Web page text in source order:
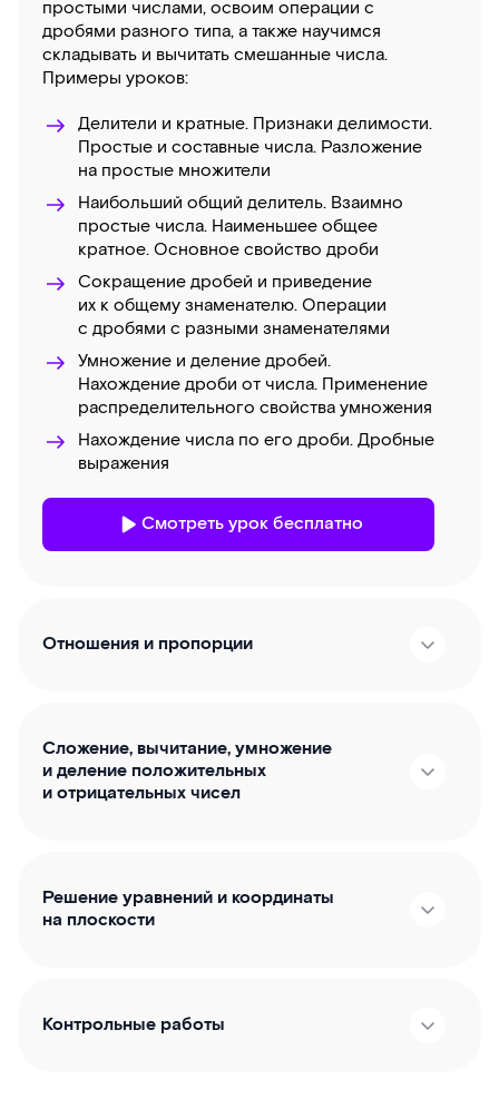
простыми числами, освоим операции с
дробями разного типа, а также научимся
складывать и вычитать смешанные числа.
Примеры уроков:
Делители и кратные. Признаки делимости.
Простые и составные числа. Разложение
на простые множители
Наибольший общий делитель. Взаимно
простые числа. Наименьшее общее
кратное. Основное свойство дроби
Сокращение дробей и приведение
их к общему знаменателю. Операции
с дробями с разными знаменателями
Умножение и деление дробей.
Нахождение дроби от числа. Применение
распределительного свойства умножения
Нахождение числа по его дроби. Дробные
выражения
Смотреть урок бесплатно
Отношения и пропорции
Сложение, вычитание, умножение
и деление положительных
и отрицательных чисел
Решение уравнений и координаты
на плоскости
Контрольные работы